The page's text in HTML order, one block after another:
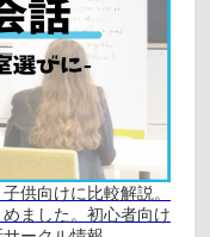
供向けに比較解説。
ました。初心者向け